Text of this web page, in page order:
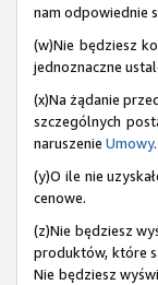
nam odpowiednie
(w)Nie będziesz
jednoznaczne
(x)Na żądanie
szczególnych
naruszenie Umowy.
(y)O ile nie
cenowe.
(z)Nie będziesz
produktów, które
Nie będziesz